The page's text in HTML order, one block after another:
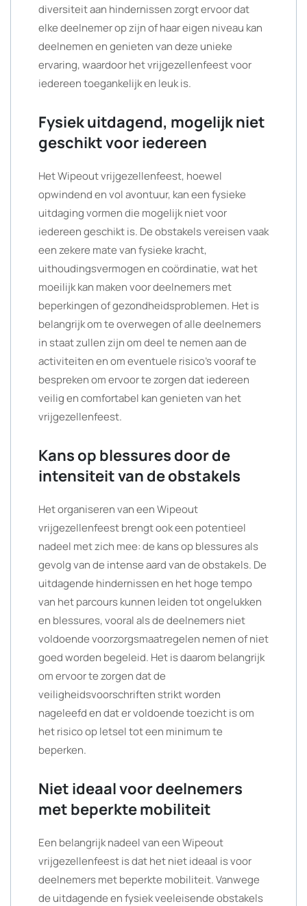
diversiteit aan hindernissen zorgt ervoor dat
elke deelnemer op zijn of haar eigen niveau kan
deelnemen en genieten van deze unieke
ervaring, waardoor het vrijgezellenfeest voor
iedereen toegankelijk en leuk is.
Fysiek uitdagend, mogelijk niet
geschikt voor iedereen
Het Wipeout vrijgezellenfeest, hoewel
opwindend en vol avontuur, kan een fysieke
uitdaging vormen die mogelijk niet voor
iedereen geschikt is. De obstakels vereisen vaak
een zekere mate van fysieke kracht,
uithoudingsvermogen en coördinatie, wat het
moeilijk kan maken voor deelnemers met
beperkingen of gezondheidsproblemen. Het is
belangrijk om te overwegen of alle deelnemers
in staat zullen zijn om deel te nemen aan de
activiteiten en om eventuele risico’s vooraf te
bespreken om ervoor te zorgen dat iedereen
veilig en comfortabel kan genieten van het
vrijgezellenfeest.
Kans op blessures door de
intensiteit van de obstakels
Het organiseren van een Wipeout
vrijgezellenfeest brengt ook een potentieel
nadeel met zich mee: de kans op blessures als
gevolg van de intense aard van de obstakels. De
uitdagende hindernissen en het hoge tempo
van het parcours kunnen leiden tot ongelukken
en blessures, vooral als de deelnemers niet
voldoende voorzorgsmaatregelen nemen of niet
goed worden begeleid. Het is daarom belangrijk
om ervoor te zorgen dat de
veiligheidsvoorschriften strikt worden
nageleefd en dat er voldoende toezicht is om
het risico op letsel tot een minimum te
beperken.
Niet ideaal voor deelnemers
met beperkte mobiliteit
Een belangrijk nadeel van een Wipeout
vrijgezellenfeest is dat het niet ideaal is voor
deelnemers met beperkte mobiliteit. Vanwege
de uitdagende en fysiek veeleisende obstakels